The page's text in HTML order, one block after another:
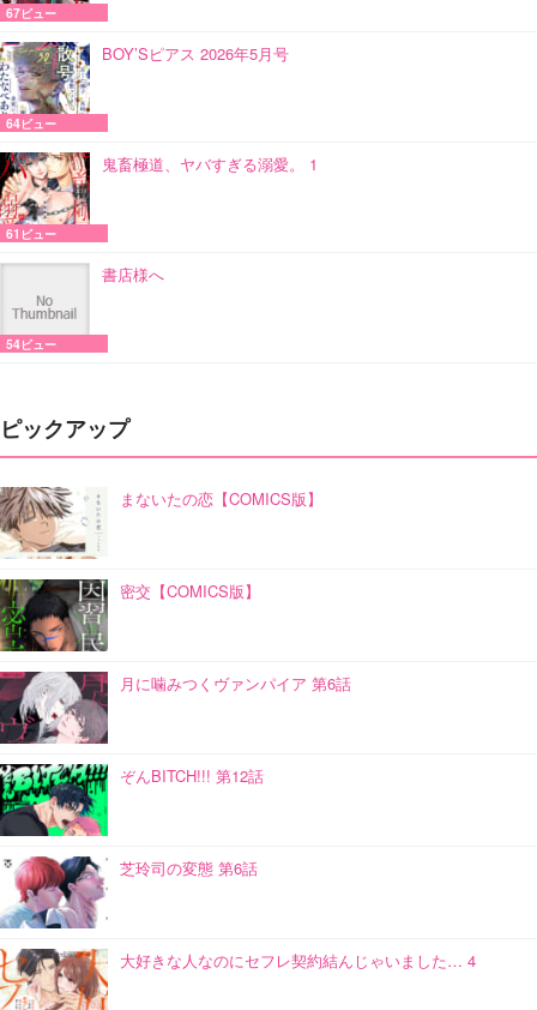
67ビュー
BOY’Sピアス 2026年5月号
64ビュー
鬼畜極道、ヤバすぎる溺愛。 1
61ビュー
書店様へ
54ビュー
ピックアップ
まないたの恋【COMICS版】
密交【COMICS版】
月に噛みつくヴァンパイア 第6話
ぞんBITCH!!! 第12話
芝玲司の変態 第6話
大好きな人なのにセフレ契約結んじゃいました… 4